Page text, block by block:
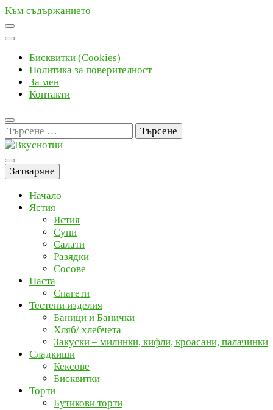
Към съдържанието
Бисквитки (Cookies)
Политика за поверителност
За мен
Контакти
Търсене
за:
Вкуснотии
Рецепти с наслада
Затваряне
Начало
Ястия
Ястия
Супи
Салати
Разядки
Сосове
Паста
Спагети
Тестени изделия
Баници и Банички
Хляб/ хлебчета
Закуски – милинки, кифли, кроасани, палачинки
Сладкиши
Кексове
Бисквитки
Торти
Бутикови торти